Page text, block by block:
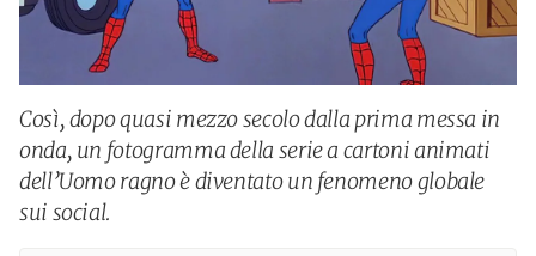
Così, dopo quasi mezzo secolo dalla prima messa in
onda, un fotogramma della serie a cartoni animati
dell’Uomo ragno è diventato un fenomeno globale
sui social.